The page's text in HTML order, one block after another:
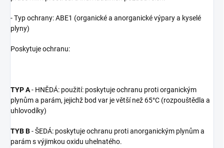
- Typ ochrany: ABE1 (organické a anorganické výpary a kyselé
plyny)
Poskytuje ochranu:
TYP A- HNĚDÁ: použití: poskytuje ochranu proti organickým
plynům a parám, jejichž bod var je větší než 65°C (rozpouštědla a
uhlovodíky)
TYB B- ŠEDÁ: poskytuje ochranu proti anorganickým plynům a
parám s výjimkou oxidu uhelnatého.